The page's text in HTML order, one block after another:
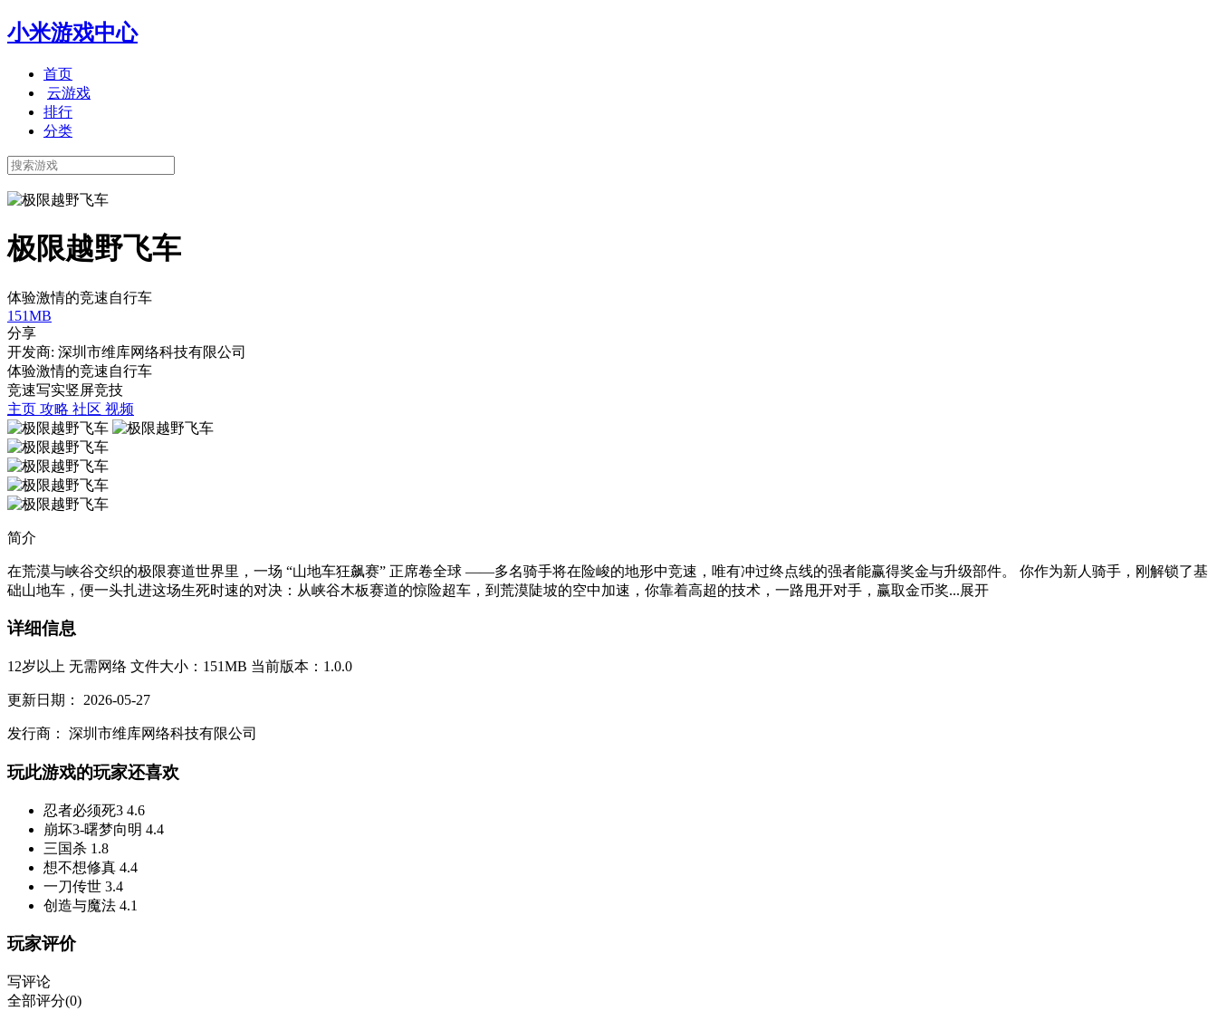
小米游戏中心
首页
云游戏
排行
分类
极限越野飞车
体验激情的竞速自行车
151MB
分享
开发商: 深圳市维库网络科技有限公司
体验激情的竞速自行车
竞速写实竖屏竞技
主页 攻略 社区 视频
简介
在荒漠与峡谷交织的极限赛道世界里，一场 “山地车狂飙赛” 正席卷全球 ——多名骑手将在险峻的地形中竞速，唯有冲过终点线的强者能赢得奖金与升级部件。 你作为新人骑手，刚解锁了基
础山地车，便一头扎进这场生死时速的对决：从峡谷木板赛道的惊险超车，到荒漠陡坡的空中加速，你靠着高超的技术，一路甩开对手，赢取金币奖...展开
详细信息
12岁以上 无需网络 文件大小：151MB 当前版本：1.0.0
更新日期： 2026-05-27
发行商： 深圳市维库网络科技有限公司
玩此游戏的玩家还喜欢
忍者必须死3 4.6
崩坏3-曙梦向明 4.4
三国杀 1.8
想不想修真 4.4
一刀传世 3.4
创造与魔法 4.1
玩家评价
写评论
全部评分(0)